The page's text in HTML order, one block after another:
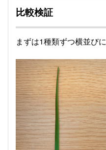
比較検証
まずは1種類ずつ横並び